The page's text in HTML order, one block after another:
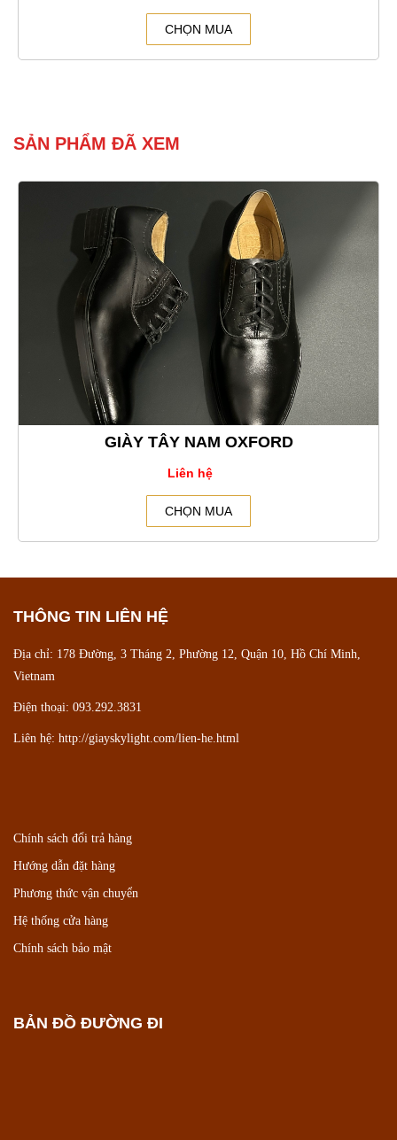
CHỌN MUA
SẢN PHẨM ĐÃ XEM
GIÀY TÂY NAM OXFORD
Liên hệ
CHỌN MUA
THÔNG TIN LIÊN HỆ
Địa chỉ: 178 Đường, 3 Tháng 2, Phường 12, Quận 10, Hồ Chí Minh,
Vietnam
Điện thoại: 093.292.3831
Liên hệ: http://giayskylight.com/lien-he.html
Chính sách đổi trả hàng
Hướng dẫn đặt hàng
Phương thức vận chuyển
Hệ thống cửa hàng
Chính sách bảo mật
BẢN ĐỒ ĐƯỜNG ĐI